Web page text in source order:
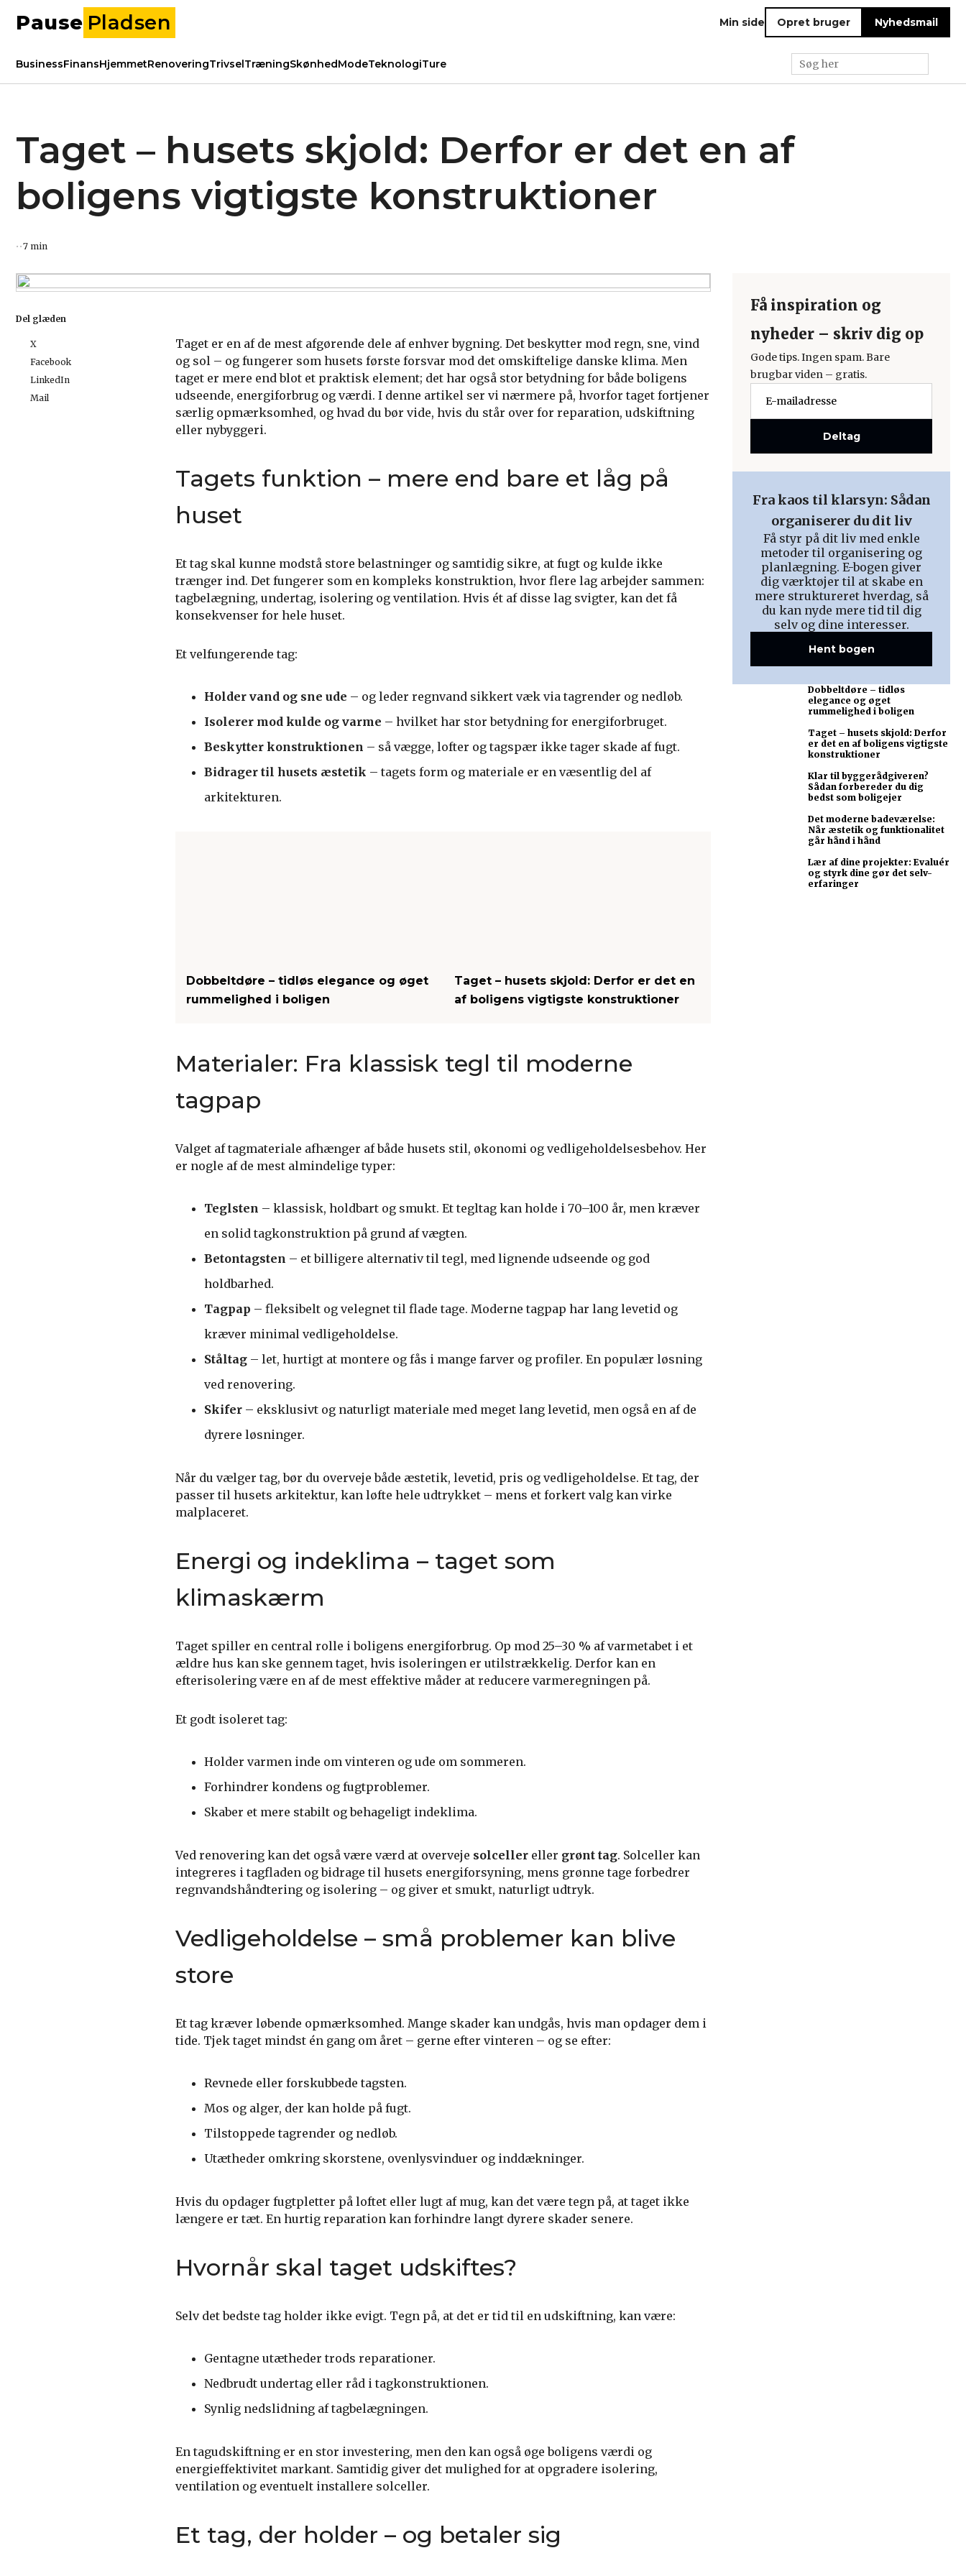
Pause Pladsen Min side Opret bruger Nyhedsmail
BusinessFinansHjemmetRenoveringTrivselTræningSkønhedModeTeknologiTure
Taget – husets skjold: Derfor er det en af
boligens vigtigste konstruktioner
7 min
Taget er en af de mest afgørende dele af enhver bygning. Det beskytter mod regn, sne, vind
og sol – og fungerer som husets første forsvar mod det omskiftelige danske klima. Men
taget er mere end blot et praktisk element; det har også stor betydning for både boligens
udseende, energiforbrug og værdi. I denne artikel ser vi nærmere på, hvorfor taget fortjener
særlig opmærksomhed, og hvad du bør vide, hvis du står over for reparation, udskiftning
eller nybyggeri.
Tagets funktion – mere end bare et låg på
huset
Et tag skal kunne modstå store belastninger og samtidig sikre, at fugt og kulde ikke
trænger ind. Det fungerer som en kompleks konstruktion, hvor flere lag arbejder sammen:
tagbelægning, undertag, isolering og ventilation. Hvis ét af disse lag svigter, kan det få
konsekvenser for hele huset.
Et velfungerende tag:
Holder vand og sne ude – og leder regnvand sikkert væk via tagrender og nedløb.
Isolerer mod kulde og varme – hvilket har stor betydning for energiforbruget.
Beskytter konstruktionen – så vægge, lofter og tagspær ikke tager skade af fugt.
Bidrager til husets æstetik – tagets form og materiale er en væsentlig del af
arkitekturen.
Dobbeltdøre – tidløs elegance og øget
rummelighed i boligen
Taget – husets skjold: Derfor er det en
af boligens vigtigste konstruktioner
Materialer: Fra klassisk tegl til moderne
tagpap
Valget af tagmateriale afhænger af både husets stil, økonomi og vedligeholdelsesbehov. Her
er nogle af de mest almindelige typer:
Teglsten – klassisk, holdbart og smukt. Et tegltag kan holde i 70–100 år, men kræver
en solid tagkonstruktion på grund af vægten.
Betontagsten – et billigere alternativ til tegl, med lignende udseende og god
holdbarhed.
Tagpap – fleksibelt og velegnet til flade tage. Moderne tagpap har lang levetid og
kræver minimal vedligeholdelse.
Ståltag– let, hurtigt at montere og fås i mange farver og profiler. En populær løsning
ved renovering.
Skifer– eksklusivt og naturligt materiale med meget lang levetid, men også en af de
dyrere løsninger.
Når du vælger tag, bør du overveje både æstetik, levetid, pris og vedligeholdelse. Et tag, der
passer til husets arkitektur, kan løfte hele udtrykket – mens et forkert valg kan virke
malplaceret.
Energi og indeklima – taget som
klimaskærm
Taget spiller en central rolle i boligens energiforbrug. Op mod 25–30 % af varmetabet i et
ældre hus kan ske gennem taget, hvis isoleringen er utilstrækkelig. Derfor kan en
efterisolering være en af de mest effektive måder at reducere varmeregningen på.
Et godt isoleret tag:
Holder varmen inde om vinteren og ude om sommeren.
Forhindrer kondens og fugtproblemer.
Skaber et mere stabilt og behageligt indeklima.
Ved renovering kan det også være værd at overveje solcellereller grønt tag. Solceller kan
integreres i tagfladen og bidrage til husets energiforsyning, mens grønne tage forbedrer
regnvandshåndtering og isolering – og giver et smukt, naturligt udtryk.
Vedligeholdelse – små problemer kan blive
store
Et tag kræver løbende opmærksomhed. Mange skader kan undgås, hvis man opdager dem i
tide. Tjek taget mindst én gang om året – gerne efter vinteren – og se efter:
Revnede eller forskubbede tagsten.
Mos og alger, der kan holde på fugt.
Tilstoppede tagrender og nedløb.
Utætheder omkring skorstene, ovenlysvinduer og inddækninger.
Hvis du opdager fugtpletter på loftet eller lugt af mug, kan det være tegn på, at taget ikke
længere er tæt. En hurtig reparation kan forhindre langt dyrere skader senere.
Hvornår skal taget udskiftes?
Selv det bedste tag holder ikke evigt. Tegn på, at det er tid til en udskiftning, kan være:
Gentagne utætheder trods reparationer.
Nedbrudt undertag eller råd i tagkonstruktionen.
Synlig nedslidning af tagbelægningen.
En tagudskiftning er en stor investering, men den kan også øge boligens værdi og
energieffektivitet markant. Samtidig giver det mulighed for at opgradere isolering,
ventilation og eventuelt installere solceller.
Et tag, der holder – og betaler sig
Del glæden
X
Facebook
LinkedIn
Mail
Få inspiration og
nyheder – skriv dig op
Gode tips. Ingen spam. Bare
brugbar viden – gratis.
Deltag
Fra kaos til klarsyn: Sådan
organiserer du dit liv
Få styr på dit liv med enkle
metoder til organisering og
planlægning. E-bogen giver
dig værktøjer til at skabe en
mere struktureret hverdag, så
du kan nyde mere tid til dig
selv og dine interesser.
Hent bogen
Dobbeltdøre – tidløs
elegance og øget
rummelighed i boligen
Taget – husets skjold: Derfor
er det en af boligens vigtigste
konstruktioner
Klar til byggerådgiveren?
Sådan forbereder du dig
bedst som boligejer
Det moderne badeværelse:
Når æstetik og funktionalitet
går hånd i hånd
Lær af dine projekter: Evaluér
og styrk dine gør det selv-
erfaringer